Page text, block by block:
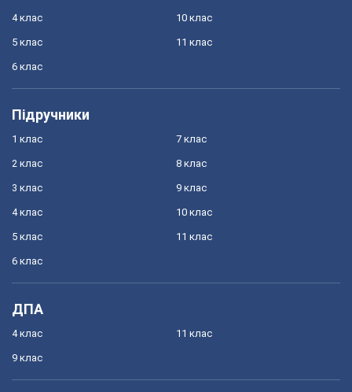
4 клас
5 клас
6 клас
10 клас
11 клас
Підручники
1 клас
2 клас
3 клас
4 клас
5 клас
6 клас
7 клас
8 клас
9 клас
10 клас
11 клас
ДПА
4 клас
9 клас
11 клас